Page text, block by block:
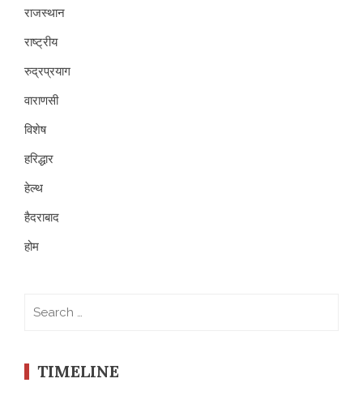
राजस्थान
राष्ट्रीय
रुद्रप्रयाग
वाराणसी
विशेष
हरिद्धार
हेल्थ
हैदराबाद
होम
TIMELINE